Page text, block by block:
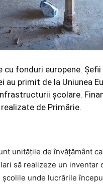
cu fonduri europene.
au primit de la Uniunea
școlare.
de Primărie.
unitățile de învățământ
să realizeze un inventar
unde lucrările